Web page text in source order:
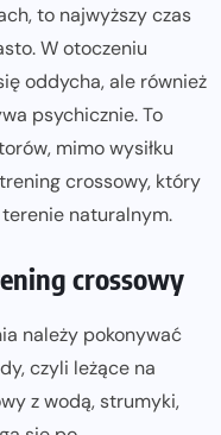
to najwyższy czas
W otoczeniu
oddycha, ale również
psychicznie. To
mimo wysiłku
crossowy, który
naturalnym.
crossowy
należy pokonywać
czyli leżące na
z wodą, strumyki,